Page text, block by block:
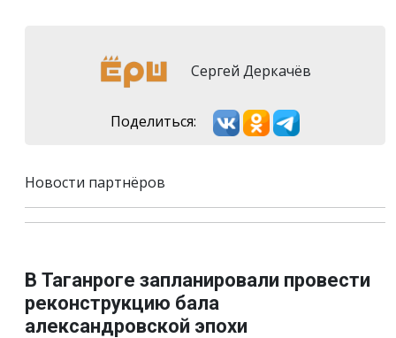
Сергей Деркачёв
Поделиться:
Новости партнёров
В Таганроге запланировали провести
реконструкцию бала
александровской эпохи